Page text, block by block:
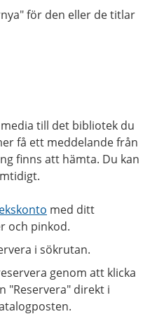
för den eller de titlar
till det bibliotek du
få ett meddelande från
finns att hämta. Du kan
med ditt
och pinkod.
i sökrutan.
genom att klicka
"Reservera" direkt i